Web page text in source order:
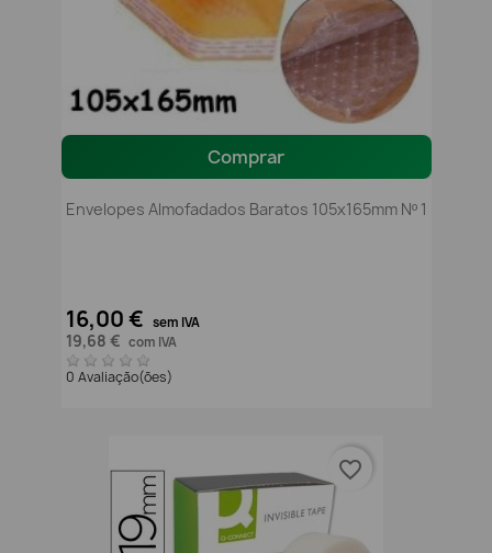
Comprar
Envelopes Almofadados Baratos 105x165mm Nº 1
16,00 € sem IVA
19,68 € com IVA
0 Avaliação(ões)
favorite_border